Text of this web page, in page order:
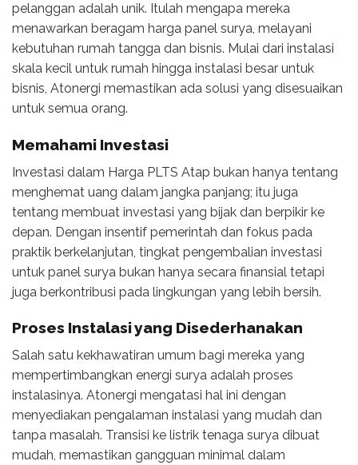
pelanggan adalah unik. Itulah mengapa mereka
menawarkan beragam harga panel surya, melayani
kebutuhan rumah tangga dan bisnis. Mulai dari instalasi
skala kecil untuk rumah hingga instalasi besar untuk
bisnis, Atonergi memastikan ada solusi yang disesuaikan
untuk semua orang.
Memahami Investasi
Investasi dalam Harga PLTS Atap bukan hanya tentang
menghemat uang dalam jangka panjang; itu juga
tentang membuat investasi yang bijak dan berpikir ke
depan. Dengan insentif pemerintah dan fokus pada
praktik berkelanjutan, tingkat pengembalian investasi
untuk panel surya bukan hanya secara finansial tetapi
juga berkontribusi pada lingkungan yang lebih bersih.
Proses Instalasi yang Disederhanakan
Salah satu kekhawatiran umum bagi mereka yang
mempertimbangkan energi surya adalah proses
instalasinya. Atonergi mengatasi hal ini dengan
menyediakan pengalaman instalasi yang mudah dan
tanpa masalah. Transisi ke listrik tenaga surya dibuat
mudah, memastikan gangguan minimal dalam